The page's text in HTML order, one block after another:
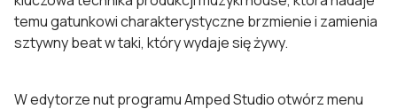
temu gatunkowi charakterystyczne brzmienie i zamienia
sztywny beat w taki, który wydaje się żywy.
W edytorze nut programu Amped Studio otwórz menu